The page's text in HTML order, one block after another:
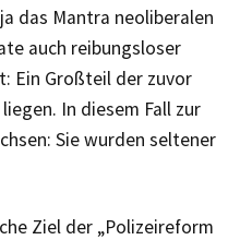
das Mantra neoliberalen
auch reibungsloser
Ein Großteil der zuvor
In diesem Fall zur
Sie wurden seltener
Ziel der „Polizeireform